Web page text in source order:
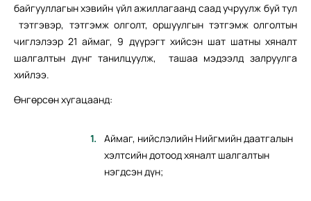
байгууллагын хэвийн үйл ажиллагаанд саад учруулж буй тул
тэтгэвэр, тэтгэмж олголт, оршуулгын тэтгэмж олголтын
чиглэлээр 21 аймаг, 9 дүүрэгт хийсэн шат шатны хяналт
шалгалтын дүнг танилцуулж, ташаа мэдээлд залруулга
хийлээ.
Өнгөрсөн хугацаанд:
Аймаг, нийслэлийн Нийгмийн даатгалын
хэлтсийн дотоод хяналт шалгалтын
нэгдсэн дүн;